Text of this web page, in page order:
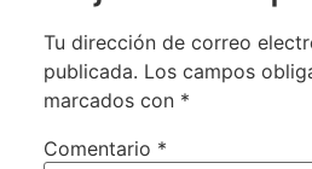
Tu dirección de correo
publicada. Los campos
marcados con *
Comentario *